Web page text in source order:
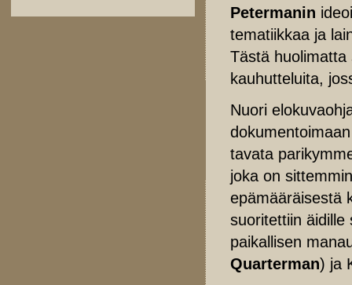
Petermanin
tematiikkaa ja
Tästä
kauhutteluita,
Nuori
tavata
joka on
epämääräisestä
suoritettiin
paikallisen
Quarterman) ja